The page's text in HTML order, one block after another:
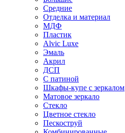
Средние
Отделка и материал
МДФ
Пластик
Alvic Luxe
Эмаль
Акрил
ДСП
С патиной
Шкафы-купе с зеркалом
Матовое зеркало
Стекло
Цветное стекло
Пескоструй